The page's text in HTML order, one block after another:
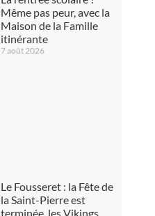
Même pas peur, avec la
Maison de la Famille
itinérante
7 août 2026
Le Fousseret : la Fête de
la Saint-Pierre est
terminée, les Vikings